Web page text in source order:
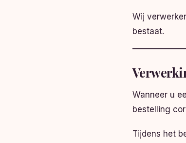
Wij
bestaat.
Wanneer u
bestelling
Tijdens het